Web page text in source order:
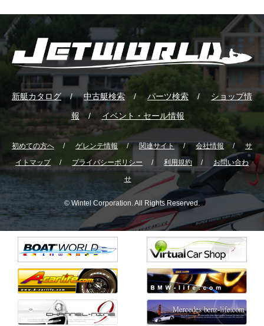
新艇カタログ 中古艇検索 パーツ検索 ショップ情
報 イベント・セール情報
初めての方へ ゲレンテ情報 関連サイト 会社情報
サ
イトマップ
プライバシーポリシー 利用規約
お問い合わ
せ
© Wintel Corporation. All Rights Reserved.